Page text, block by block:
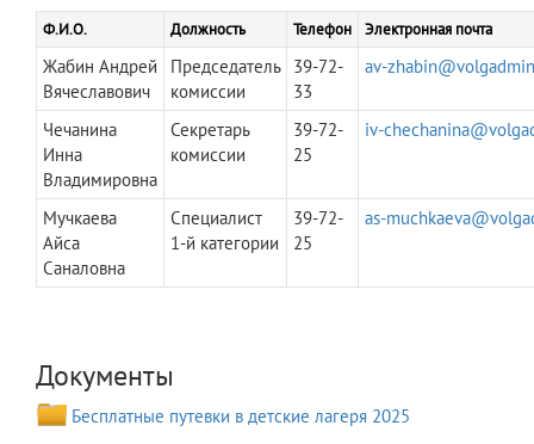
Ф.И.О. Должность Телефон Электронная почта
Жабин Андрей
Вячеславович
Председатель
комиссии
39-72-
33
av-
Чечанина
Инна
Владимировна
Секретарь
комиссии
39-72-
25
iv-
Мучкаева
Айса
Саналовна
Специалист
1-й категории
39-72-
25
as-
Документы
Бесплатные путевки в детские лагеря 2025